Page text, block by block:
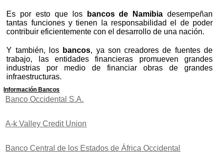
Es por esto que los bancos de Namibia desempeñan
tantas funciones y tienen la responsabilidad el de poder
contribuir eficientemente con el desarrollo de una nación.
Y también, los bancos, ya son creadores de fuentes de
trabajo, las entidades financieras promueven grandes
industrias por medio de financiar obras de grandes
infraestructuras.
Información Bancos
Banco Occidental S.A.
A-k Valley Credit Union
Banco Central de los Estados de África Occidental